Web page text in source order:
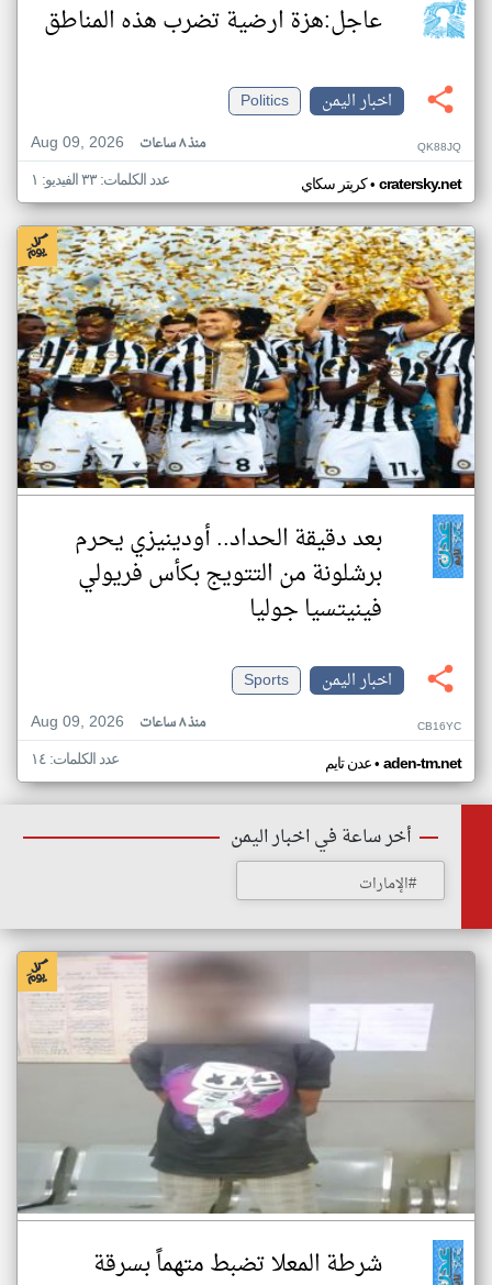
عاجل:هزة ارضية تضرب هذه المناطق
اخبار اليمن
Politics
Aug 09, 2026
منذ ٨ ساعات QK88JQ
كريتر سكاي• cratersky.net عدد الكلمات: ٣٣ الفيديو: ١
بعد دقيقة الحداد.. أودينيزي يحرم
برشلونة من التتويج بكأس فريولي
فينيتسيا جوليا
اخبار اليمن
Sports
Aug 09, 2026
منذ ٨ ساعات CB16YC
عدن تايم• aden-tm.net عدد الكلمات: ١٤
أخر ساعة في اخبار اليمن
#الإمارات
شرطة المعلا تضبط متهماً بسرقة